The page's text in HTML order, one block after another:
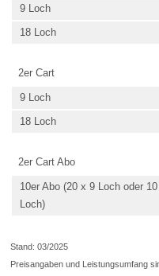
9 Loch
18 Loch
2er Cart
9 Loch
18 Loch
2er Cart Abo
10er Abo (20 x 9 Loch oder
Loch)
Stand: 03/2025
Preisangaben und Leistungsumfang